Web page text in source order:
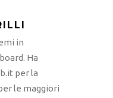
in
Ha
per la
le maggiori